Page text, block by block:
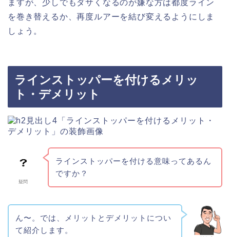
ますが、少しでもダサくなるのが嫌な方は都度ライン
を巻き替えるか、再度ルアーを結び変えるようにしま
しょう。
ラインストッパーを付けるメリッ
ト・デメリット
疑問
ラインストッパーを付ける意味ってあるん
ですか？
ん〜。では、メリットとデメリットについ
て紹介します。